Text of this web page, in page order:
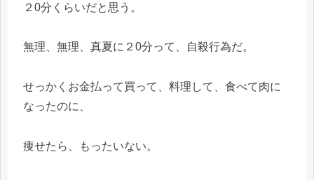
２0分くらいだと思う。
無理、無理、真夏に２0分って、自殺行為だ。
せっかくお金払って買って、料理して、食べて肉に
なったのに、
痩せたら、もったいない。